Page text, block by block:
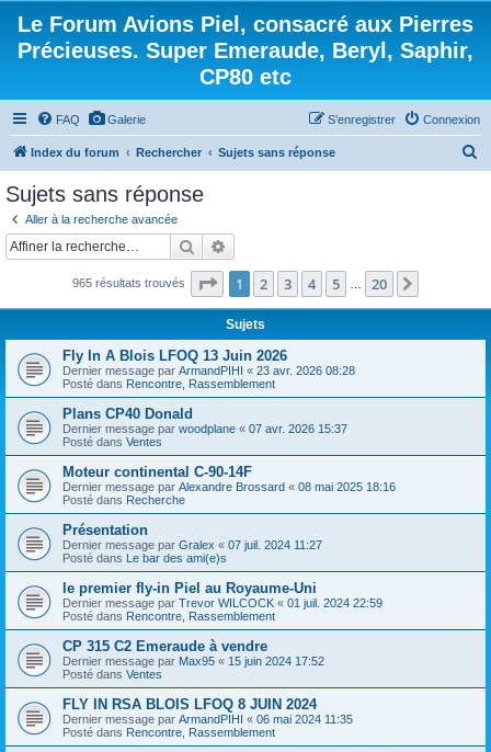
Le Forum Avions Piel, consacré aux Pierres
Précieuses. Super Emeraude, Beryl, Saphir,
CP80 etc
FAQ Galerie Connexion
S’enregistrer
Index du forum Rechercher Sujets sans réponse
c
Sujets sans réponse
Aller à la recherche avancée
Rechercher
965 résultats trouvés Page 1sur20
1 2 3 4 5 20
Sujets
Fly In A Blois LFOQ 13 Juin 2026
Dernier message par ArmandPIHI « 23 avr. 2026 08:28
Posté dans Rencontre, Rassemblement
Plans CP40 Donald
Dernier message par woodplane « 07 avr. 2026 15:37
Posté dans Ventes
Moteur continental C-90-14F
Dernier message par Alexandre Brossard « 08 mai 2025 18:16
Posté dans Recherche
Présentation
Dernier message par Gralex « 07 juil. 2024 11:27
Posté dans Le bar des ami(e)s
le premier fly-in Piel au Royaume-Uni
Dernier message par Trevor WILCOCK « 01 juil. 2024 22:59
Posté dans Rencontre, Rassemblement
CP 315 C2 Emeraude à vendre
Dernier message par Max95 « 15 juin 2024 17:52
Posté dans Ventes
FLY IN RSA BLOIS LFOQ 8 JUIN 2024
Dernier message par ArmandPIHI « 06 mai 2024 11:35
Posté dans Rencontre, Rassemblement